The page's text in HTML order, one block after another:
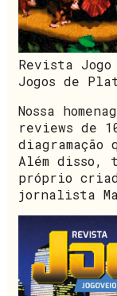
Revista Jogo
Jogos de
Nossa
reviews de
diagramação
Além disso,
próprio
jornalista